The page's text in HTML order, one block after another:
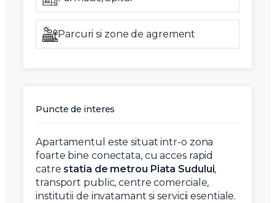
Parcuri si zone de agrement
Puncte de interes
Apartamentul este situat intr-o zona
foarte bine conectata, cu acces rapid
catre statia de metrou Piata Sudului,
transport public, centre comerciale,
institutii de invatamant si servicii esentiale.